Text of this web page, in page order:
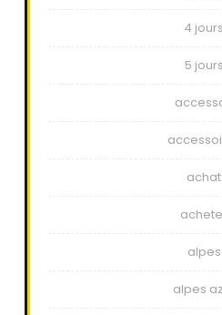
4 jours
5 jours
achat
alpes
alpes